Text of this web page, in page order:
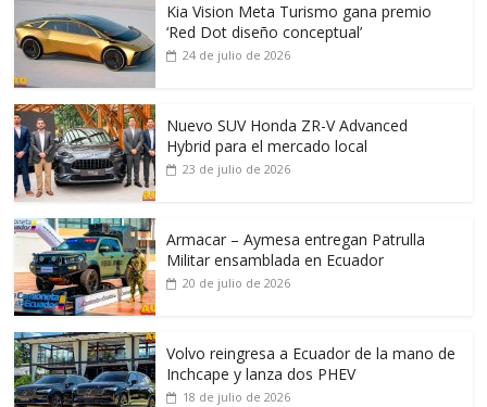
Kia Vision Meta Turismo gana premio
‘Red Dot diseño conceptual’
24 de julio de 2026
Nuevo SUV Honda ZR-V Advanced
Hybrid para el mercado local
23 de julio de 2026
Armacar – Aymesa entregan Patrulla
Militar ensamblada en Ecuador
20 de julio de 2026
Volvo reingresa a Ecuador de la mano de
Inchcape y lanza dos PHEV
18 de julio de 2026